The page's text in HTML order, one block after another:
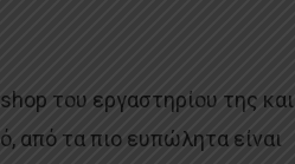
του εργαστηρίου της και
από τα πιο ευπώλητα είναι